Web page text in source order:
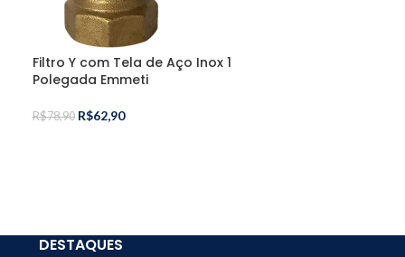
Filtro Y com Tela de Aço Inox 1
Polegada Emmeti
R$78,90 R$62,90
DESTAQUES